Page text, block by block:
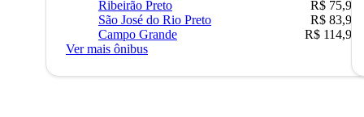
Ribeirão Preto
R$ 75,90
São José do Rio Preto
R$ 83,90
Campo Grande
R$ 114,90
Ver mais ônibus